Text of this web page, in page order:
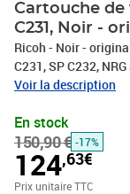
Cartouche de
C231, Noir -
Ricoh - Noir -
C231, SP C232,
C232
Voir la description
En stock
150,90 € -17%
124,63€
Prix unitaire TTC